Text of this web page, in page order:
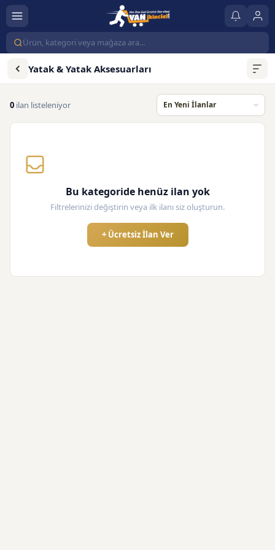
Yatak & Yatak Aksesuarları
0 ilan listeleniyor
Bu kategoride henüz ilan yok
Filtrelerinizi değiştirin veya ilk ilanı siz oluşturun.
+ Ücretsiz İlan Ver